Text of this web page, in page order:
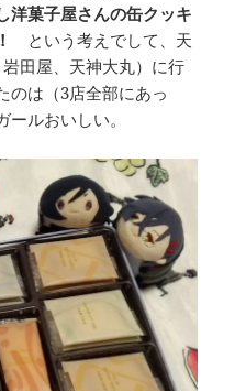
洋菓子屋さんの缶クッキ
という考えでして、天
田屋、天神大丸）に行
のは（3店全部にあっ
ルおいしい。